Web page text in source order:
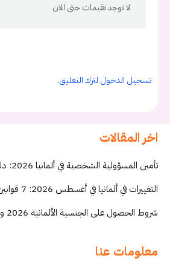
لا توجد تقيمات حتى الان
تسجيل الدخول لترك التعليق.
اخر المقالات
تأمين المسؤولية الشخصية في ألمانيا 2026: دليل Privathaftpflicht
التغييرات في ألمانيا في أغسطس 2026: 7 قوانين تهمك
شروط الحصول على الجنسية الألمانية 2026 والجنسية المزدوجة
معلومات عنا